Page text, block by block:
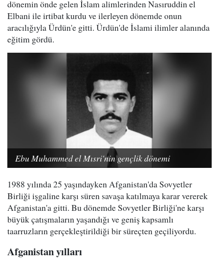
dönemin önde gelen İslam alimlerinden Nasıruddin el
Elbani ile irtibat kurdu ve ilerleyen dönemde onun
aracılığıyla Ürdün'e gitti. Ürdün'de İslami ilimler alanında
eğitim gördü.
Ebu Muhammed el Mısri'nin gençlik dönemi
1988 yılında 25 yaşındayken Afganistan'da Sovyetler
Birliği işgaline karşı süren savaşa katılmaya karar vererek
Afganistan'a gitti. Bu dönemde Sovyetler Birliği'ne karşı
büyük çatışmaların yaşandığı ve geniş kapsamlı
taarruzların gerçekleştirildiği bir süreçten geçiliyordu.
Afganistan yılları